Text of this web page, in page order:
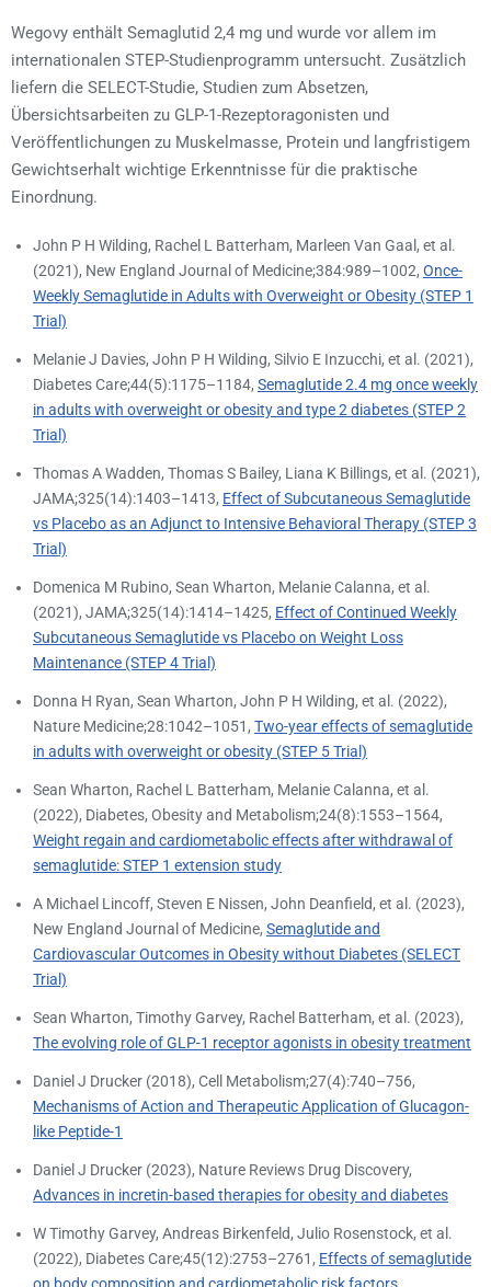
Wegovy enthält Semaglutid 2,4 mg und wurde vor allem im
internationalen STEP-Studienprogramm untersucht. Zusätzlich
liefern die SELECT-Studie, Studien zum Absetzen,
Übersichtsarbeiten zu GLP-1-Rezeptoragonisten und
Veröffentlichungen zu Muskelmasse, Protein und langfristigem
Gewichtserhalt wichtige Erkenntnisse für die praktische
Einordnung.
John P H Wilding, Rachel L Batterham, Marleen Van Gaal, et al.
(2021), New England Journal of Medicine;384:989–1002, Once-
Weekly Semaglutide in Adults with Overweight or Obesity (STEP 1
Trial)
Melanie J Davies, John P H Wilding, Silvio E Inzucchi, et al. (2021),
Diabetes Care;44(5):1175–1184, Semaglutide 2.4 mg once weekly
in adults with overweight or obesity and type 2 diabetes (STEP 2
Trial)
Thomas A Wadden, Thomas S Bailey, Liana K Billings, et al. (2021),
JAMA;325(14):1403–1413, Effect of Subcutaneous Semaglutide
vs Placebo as an Adjunct to Intensive Behavioral Therapy (STEP 3
Trial)
Domenica M Rubino, Sean Wharton, Melanie Calanna, et al.
(2021), JAMA;325(14):1414–1425, Effect of Continued Weekly
Subcutaneous Semaglutide vs Placebo on Weight Loss
Maintenance (STEP 4 Trial)
Donna H Ryan, Sean Wharton, John P H Wilding, et al. (2022),
Nature Medicine;28:1042–1051, Two-year effects of semaglutide
in adults with overweight or obesity (STEP 5 Trial)
Sean Wharton, Rachel L Batterham, Melanie Calanna, et al.
(2022), Diabetes, Obesity and Metabolism;24(8):1553–1564,
Weight regain and cardiometabolic effects after withdrawal of
semaglutide: STEP 1 extension study
A Michael Lincoff, Steven E Nissen, John Deanfield, et al. (2023),
New England Journal of Medicine, Semaglutide and
Cardiovascular Outcomes in Obesity without Diabetes (SELECT
Trial)
Sean Wharton, Timothy Garvey, Rachel Batterham, et al. (2023),
The evolving role of GLP-1 receptor agonists in obesity treatment
Daniel J Drucker (2018), Cell Metabolism;27(4):740–756,
Mechanisms of Action and Therapeutic Application of Glucagon-
like Peptide-1
Daniel J Drucker (2023), Nature Reviews Drug Discovery,
Advances in incretin-based therapies for obesity and diabetes
W Timothy Garvey, Andreas Birkenfeld, Julio Rosenstock, et al.
(2022), Diabetes Care;45(12):2753–2761, Effects of semaglutide
on body composition and cardiometabolic risk factors